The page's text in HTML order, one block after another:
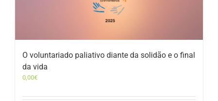
O voluntariado paliativo diante da solidão e o final
da vida
0,00€